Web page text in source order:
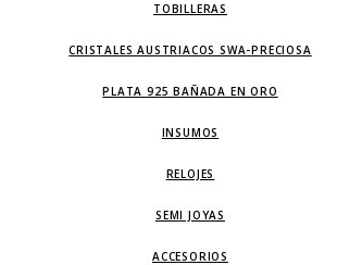
TOBILLERAS
CRISTALES AUSTRIACOS SWA-PRECIOSA
PLATA 925 BAÑADA EN ORO
INSUMOS
RELOJES
SEMI JOYAS
ACCESORIOS